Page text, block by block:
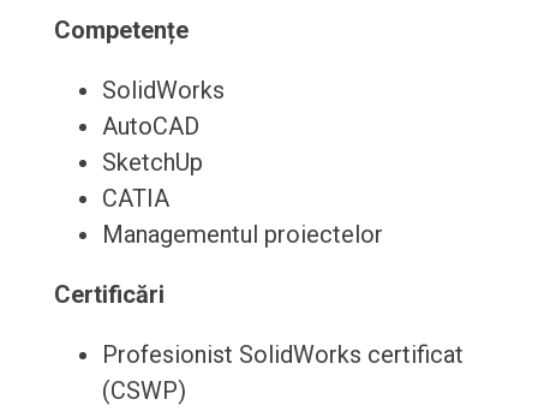
Competențe
SolidWorks
AutoCAD
SketchUp
CATIA
Managementul proiectelor
Certificări
Profesionist SolidWorks certificat
(CSWP)